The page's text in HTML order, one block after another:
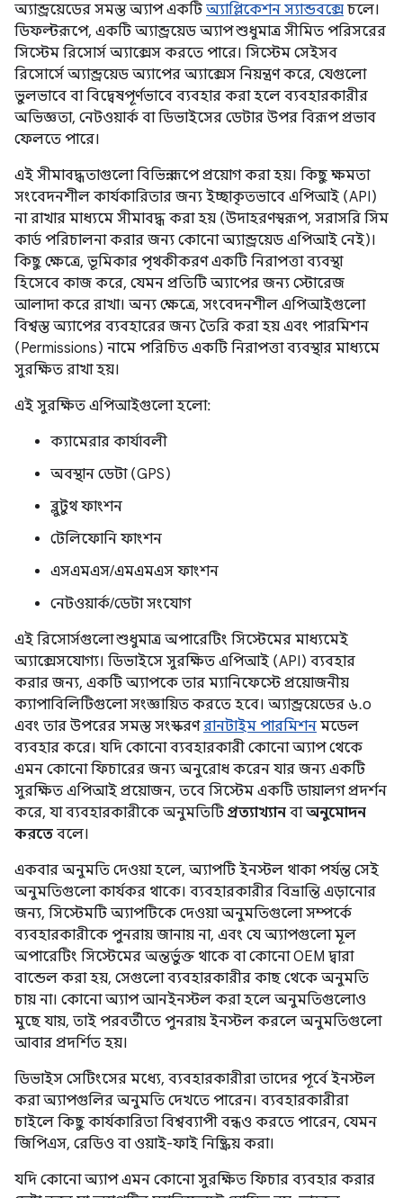
অ্যান্ড্রয়েডের সমস্ত অ্যাপ একটি অ্যাপ্লিকেশন স্যান্ডবক্সে চলে।
ডিফল্টরূপে, একটি অ্যান্ড্রয়েড অ্যাপ শুধুমাত্র সীমিত পরিসরের
সিস্টেম রিসোর্স অ্যাক্সেস করতে পারে। সিস্টেম সেইসব
রিসোর্সে অ্যান্ড্রয়েড অ্যাপের অ্যাক্সেস নিয়ন্ত্রণ করে, যেগুলো
ভুলভাবে বা বিদ্বেষপূর্ণভাবে ব্যবহার করা হলে ব্যবহারকারীর
অভিজ্ঞতা, নেটওয়ার্ক বা ডিভাইসের ডেটার উপর বিরূপ প্রভাব
ফেলতে পারে।
এই সীমাবদ্ধতাগুলো বিভিন্ন রূপে প্রয়োগ করা হয়। কিছু ক্ষমতা
সংবেদনশীল কার্যকারিতার জন্য ইচ্ছাকৃতভাবে এপিআই (API)
না রাখার মাধ্যমে সীমাবদ্ধ করা হয় (উদাহরণস্বরূপ, সরাসরি সিম
কার্ড পরিচালনা করার জন্য কোনো অ্যান্ড্রয়েড এপিআই নেই)।
কিছু ক্ষেত্রে, ভূমিকার পৃথকীকরণ একটি নিরাপত্তা ব্যবস্থা
হিসেবে কাজ করে, যেমন প্রতিটি অ্যাপের জন্য স্টোরেজ
আলাদা করে রাখা। অন্য ক্ষেত্রে, সংবেদনশীল এপিআইগুলো
বিশ্বস্ত অ্যাপের ব্যবহারের জন্য তৈরি করা হয় এবং পারমিশন
(Permissions) নামে পরিচিত একটি নিরাপত্তা ব্যবস্থার মাধ্যমে
সুরক্ষিত রাখা হয়।
এই সুরক্ষিত এপিআইগুলো হলো:
ক্যামেরার কার্যাবলী
অবস্থান ডেটা (GPS)
ব্লুটুথ ফাংশন
টেলিফোনি ফাংশন
এসএমএস/এমএমএস ফাংশন
নেটওয়ার্ক/ডেটা সংযোগ
এই রিসোর্সগুলো শুধুমাত্র অপারেটিং সিস্টেমের মাধ্যমেই
অ্যাক্সেসযোগ্য। ডিভাইসে সুরক্ষিত এপিআই (API) ব্যবহার
করার জন্য, একটি অ্যাপকে তার ম্যানিফেস্টে প্রয়োজনীয়
ক্যাপাবিলিটিগুলো সংজ্ঞায়িত করতে হবে। অ্যান্ড্রয়েডের ৬.০
এবং তার উপরের সমস্ত সংস্করণরানটাইম পারমিশন মডেল
ব্যবহার করে। যদি কোনো ব্যবহারকারী কোনো অ্যাপ থেকে
এমন কোনো ফিচারের জন্য অনুরোধ করেন যার জন্য একটি
সুরক্ষিত এপিআই প্রয়োজন, তবে সিস্টেম একটি ডায়ালগ প্রদর্শন
করে, যা ব্যবহারকারীকে অনুমতিটি প্রত্যাখ্যান বাঅনুমোদন
করতে বলে।
একবার অনুমতি দেওয়া হলে, অ্যাপটি ইনস্টল থাকা পর্যন্ত সেই
অনুমতিগুলো কার্যকর থাকে। ব্যবহারকারীর বিভ্রান্তি এড়ানোর
জন্য, সিস্টেমটি অ্যাপটিকে দেওয়া অনুমতিগুলো সম্পর্কে
ব্যবহারকারীকে পুনরায় জানায় না, এবং যে অ্যাপগুলো মূল
অপারেটিং সিস্টেমের অন্তর্ভুক্ত থাকে বা কোনো OEM দ্বারা
বান্ডেল করা হয়, সেগুলো ব্যবহারকারীর কাছ থেকে অনুমতি
চায় না। কোনো অ্যাপ আনইনস্টল করা হলে অনুমতিগুলোও
মুছে যায়, তাই পরবর্তীতে পুনরায় ইনস্টল করলে অনুমতিগুলো
আবার প্রদর্শিত হয়।
ডিভাইস সেটিংসের মধ্যে, ব্যবহারকারীরা তাদের পূর্বে ইনস্টল
করা অ্যাপগুলির অনুমতি দেখতে পারেন। ব্যবহারকারীরা
চাইলে কিছু কার্যকারিতা বিশ্বব্যাপী বন্ধও করতে পারেন, যেমন
জিপিএস, রেডিও বা ওয়াই-ফাই নিষ্ক্রিয় করা।
যদি কোনো অ্যাপ এমন কোনো সুরক্ষিত ফিচার ব্যবহার করার